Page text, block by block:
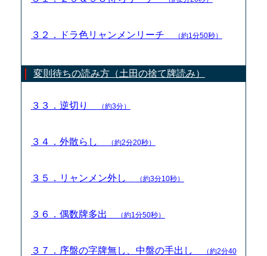
３２．ドラ色リャンメンリーチ （約1分50秒）
変則待ちの読み方（土田の捨て牌読み）
３３．逆切り （約3分）
３４．外散らし （約2分20秒）
３５．リャンメン外し （約3分10秒）
３６．偶数牌多出 （約1分50秒）
３７．序盤の字牌無し、中盤の手出し
（約2分40